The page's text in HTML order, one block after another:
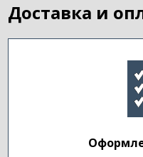
Доставка и